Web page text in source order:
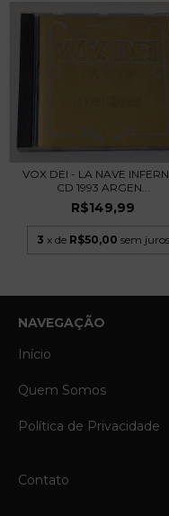
VOX DEI - LA NAVE
CD 1993 ARGEN...
R$149,99
3 x de R$50,00 sem juros
NAVEGAÇÃO
Início
Quem Somos
Política de Privacidade
Contato